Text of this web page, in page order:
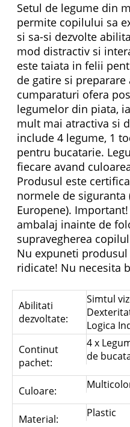
Setul de legume din
permite copilului sa
si sa-si dezvolte
mod distractiv si
este taiata in felii
de gatire si
cumparaturi ofera
legumelor din piata,
mult mai atractiva si
include 4 legume, 1
pentru bucatarie.
fiecare avand
Produsul este
normele de
Europene).
ambalaj inainte de
supravegherea
Nu expuneti
ridicate! Nu necesita
Abilitati
dezvoltate:
Simtul
Logica
Continut
pachet:
4 x
de
Culoare:
Material: Plastic